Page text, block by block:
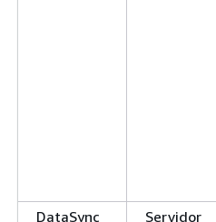
DataSync
Servidor